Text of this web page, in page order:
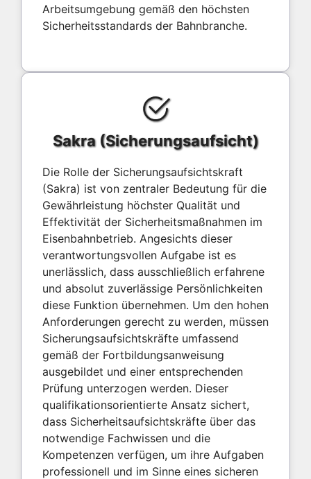
Arbeitsumgebung gemäß den höchsten
Sicherheitsstandards der Bahnbranche.
Sakra (Sicherungsaufsicht)
Die Rolle der Sicherungsaufsichtskraft
(Sakra) ist von zentraler Bedeutung für die
Gewährleistung höchster Qualität und
Effektivität der Sicherheitsmaßnahmen im
Eisenbahnbetrieb. Angesichts dieser
verantwortungsvollen Aufgabe ist es
unerlässlich, dass ausschließlich erfahrene
und absolut zuverlässige Persönlichkeiten
diese Funktion übernehmen. Um den hohen
Anforderungen gerecht zu werden, müssen
Sicherungsaufsichtskräfte umfassend
gemäß der Fortbildungsanweisung
ausgebildet und einer entsprechenden
Prüfung unterzogen werden. Dieser
qualifikationsorientierte Ansatz sichert,
dass Sicherheitsaufsichtskräfte über das
notwendige Fachwissen und die
Kompetenzen verfügen, um ihre Aufgaben
professionell und im Sinne eines sicheren